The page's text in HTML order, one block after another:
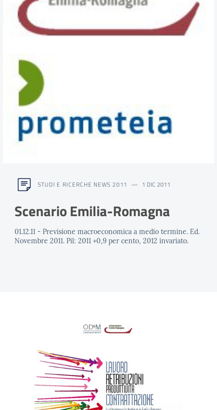
STUDI E RICERCHE NEWS 2011 1 DIC 2011
Scenario Emilia-Romagna
01.12.11 - Previsione macroeconomica a medio termine. Ed.
Novembre 2011. Pil: 2011 +0,9 per cento, 2012 invariato.